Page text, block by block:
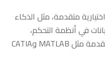
متقدمة، مثل الذكاء
في أنظمة التحكم،
واستخدام البرمجيات الهندسية المتقدمة مثل MATLAB وCATIA